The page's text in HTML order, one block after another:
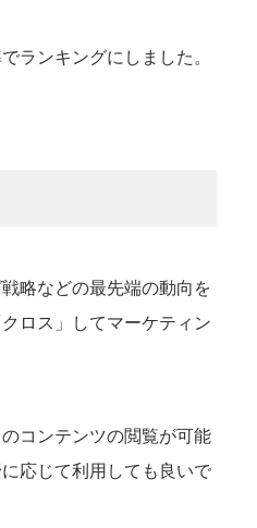
ランキングにしました。
略などの最先端の動向を
ロス」してマーケティン
コンテンツの閲覧が可能
応じて利用しても良いで